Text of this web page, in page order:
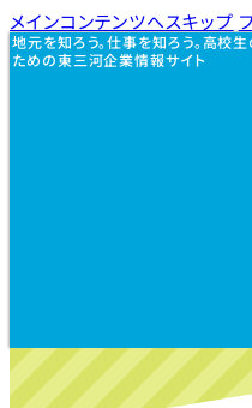
メインコンテンツへスキップ
地元を知ろう。仕事を知ろう。高校生
ための東三河企業情報サイト